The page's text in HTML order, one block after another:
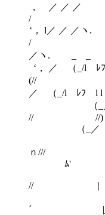
，
/ ﾍ__
‘， l／ ／
/ ‘
／ヽ. _ _
‘， ／ （
／ （_/l ﾚﾌ l l
（_／
（_／
ﾑ'
// |
(
´ |_ ノ